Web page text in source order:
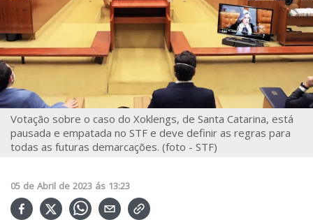
Votação sobre o caso do Xoklengs, de Santa Catarina, está
pausada e empatada no STF e deve definir as regras para
todas as futuras demarcações. (foto - STF)
05 de Abril de 2023 ás 13:23